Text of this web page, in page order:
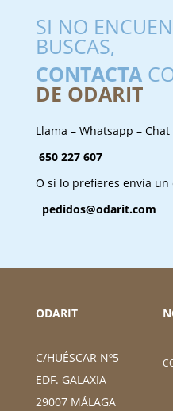
SI NO
BUSCAS,
CONTACTA
DE ODARIT
Llama – Whatsapp – Chat
650 227 607
O si lo prefieres envía un
pedidos@odarit.com
ODARIT
C/HUÉSCAR Nº5
EDF. GALAXIA
29007 MÁLAGA